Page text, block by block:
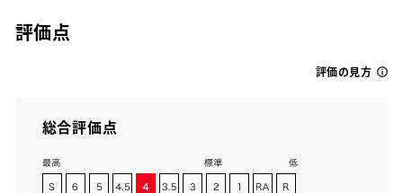
評価点
評価の見方
総合評価点